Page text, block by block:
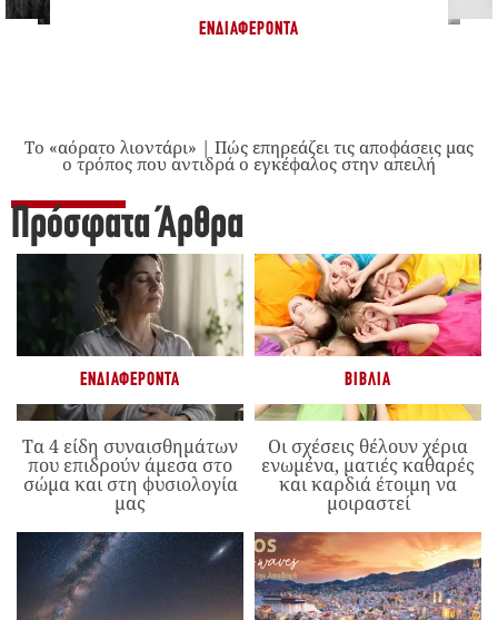
ΕΝΔΙΑΦΈΡΟΝΤΑ
Το «αόρατο λιοντάρι» | Πώς επηρεάζει τις αποφάσεις μας
ο τρόπος που αντιδρά ο εγκέφαλος στην απειλή
Πρόσφατα Άρθρα
ΕΝΔΙΑΦΈΡΟΝΤΑ
Τα 4 είδη συναισθημάτων
που επιδρούν άμεσα στο
σώμα και στη φυσιολογία
μας
ΒΙΒΛΊΑ
Οι σχέσεις θέλουν χέρια
ενωμένα, ματιές καθαρές
και καρδιά έτοιμη να
μοιραστεί